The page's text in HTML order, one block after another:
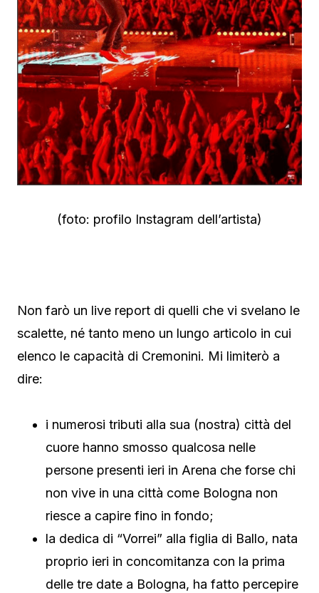
(foto: profilo Instagram dell’artista)
Non farò un live report di quelli che vi svelano le
scalette, né tanto meno un lungo articolo in cui
elenco le capacità di Cremonini. Mi limiterò a
dire:
i numerosi tributi alla sua (nostra) città del
cuore hanno smosso qualcosa nelle
persone presenti ieri in Arena che forse chi
non vive in una città come Bologna non
riesce a capire fino in fondo;
la dedica di “Vorrei” alla figlia di Ballo, nata
proprio ieri in concomitanza con la prima
delle tre date a Bologna, ha fatto percepire